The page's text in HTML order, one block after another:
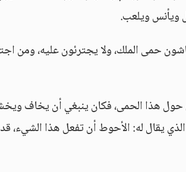
ويلعب.
حمى الملك، ولا يجترئون عليه، ومن
حول هذا الحمى، فكان ينبغي أن يخاف
يقال له: الأحوط أن تفعل هذا الشيء، قد